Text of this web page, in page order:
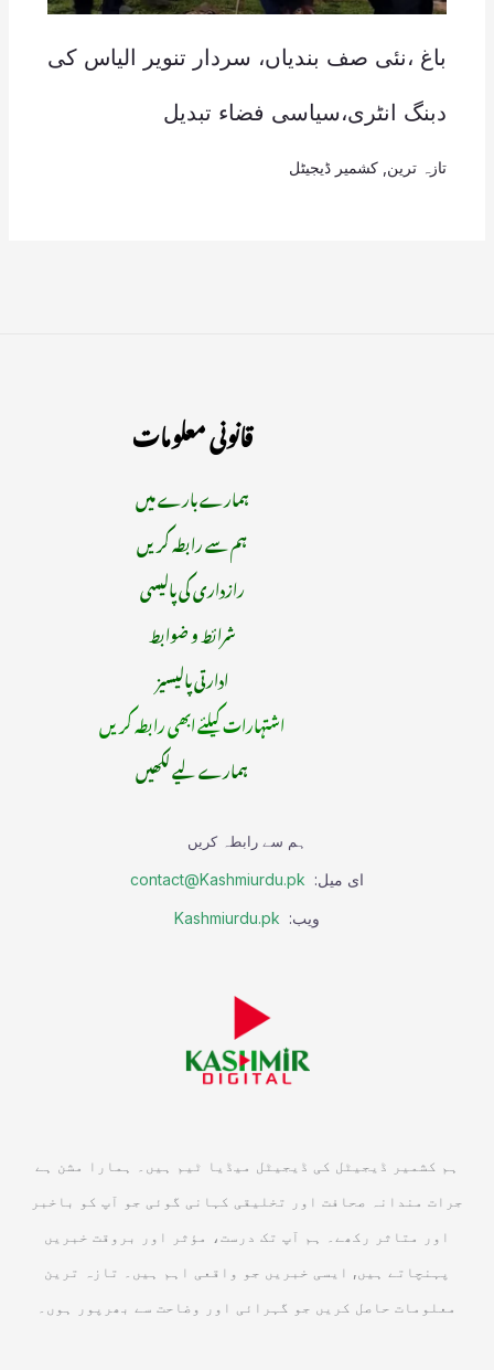
باغ ،نئی صف بندیاں، سردار تنویر الیاس کی
دبنگ انٹری،سیاسی فضاء تبدیل
تازہ ترین کشمیر ڈیجیٹل
قانونی معلومات
ہمارے بارے میں
ہم سے رابطہ کریں
رازداری کی پالیسی
شرائط و ضوابط
ادارتی پالیسیز
اشتہارات کیلئے ابھی رابطہ کریں
ہمارے لیے لکھیں
ہم سے رابطہ کریں
ای میل: contact@Kashmiurdu.pk
ویب: Kashmiurdu.pk
ہم کشمیر ڈیجیٹل کی ڈیجیٹل میڈیا ٹیم ہیں۔ ہمارا مشن ہے
جرات مندانہ صحافت اور تخلیقی کہانی گوئی جو آپ کو باخبر
اور متاثر رکھے۔ ہم آپ تک درست، مؤثر اور بروقت خبریں
پہنچاتے ہیں, ایسی خبریں جو واقعی اہم ہیں۔ تازہ ترین
معلومات حاصل کریں جو گہرائی اور وضاحت سے بھرپور ہوں۔